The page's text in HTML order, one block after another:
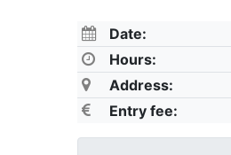
Date:
Hours:
Address:
Entry fee: